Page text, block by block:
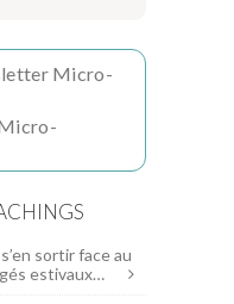
Micro-
sortir face au
estivaux…